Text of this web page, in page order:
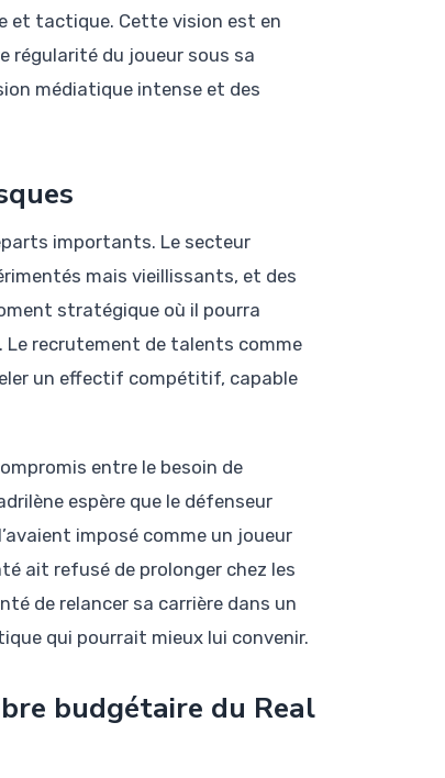
et tactique. Cette vision est en
régularité du joueur sous sa
médiatique intense et des
importants. Le secteur
mais vieillissants, et des
stratégique où il pourra
Le recrutement de talents comme
un effectif compétitif, capable
entre le besoin de
espère que le défenseur
imposé comme un joueur
ait refusé de prolonger chez les
de relancer sa carrière dans un
qui pourrait mieux lui convenir.
budgétaire du Real